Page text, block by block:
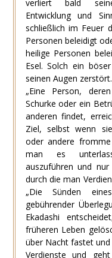
verliert bald
Entwicklung und
schließlich im Feuer
Personen beleidigt
heilige Personen
Esel. Solch ein
seinen Augen zerstört.
„Eine Person,
Schurke oder ein
anderen findet,
Ziel, selbst wenn
oder andere
man es
auszuführen und
durch die man
„Die Sünden
gebührender
Ekadashi
früheren Leben
über Nacht fastet
Verdienste und